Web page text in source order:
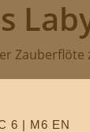
Zauberflöte
6 | M6 EN